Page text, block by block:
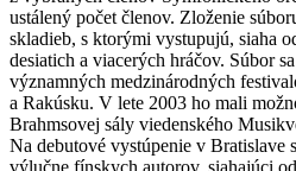
ustálený počet členov. Zloženie
skladieb, s ktorými vystupujú, siaha
desiatich a viacerých hráčov. Súbor
významných medzinárodných
a Rakúsku. V lete 2003 ho mali
Brahmsovej sály viedenského
Na debutové vystúpenie v
výlučne fínskych autorov, siahajúci